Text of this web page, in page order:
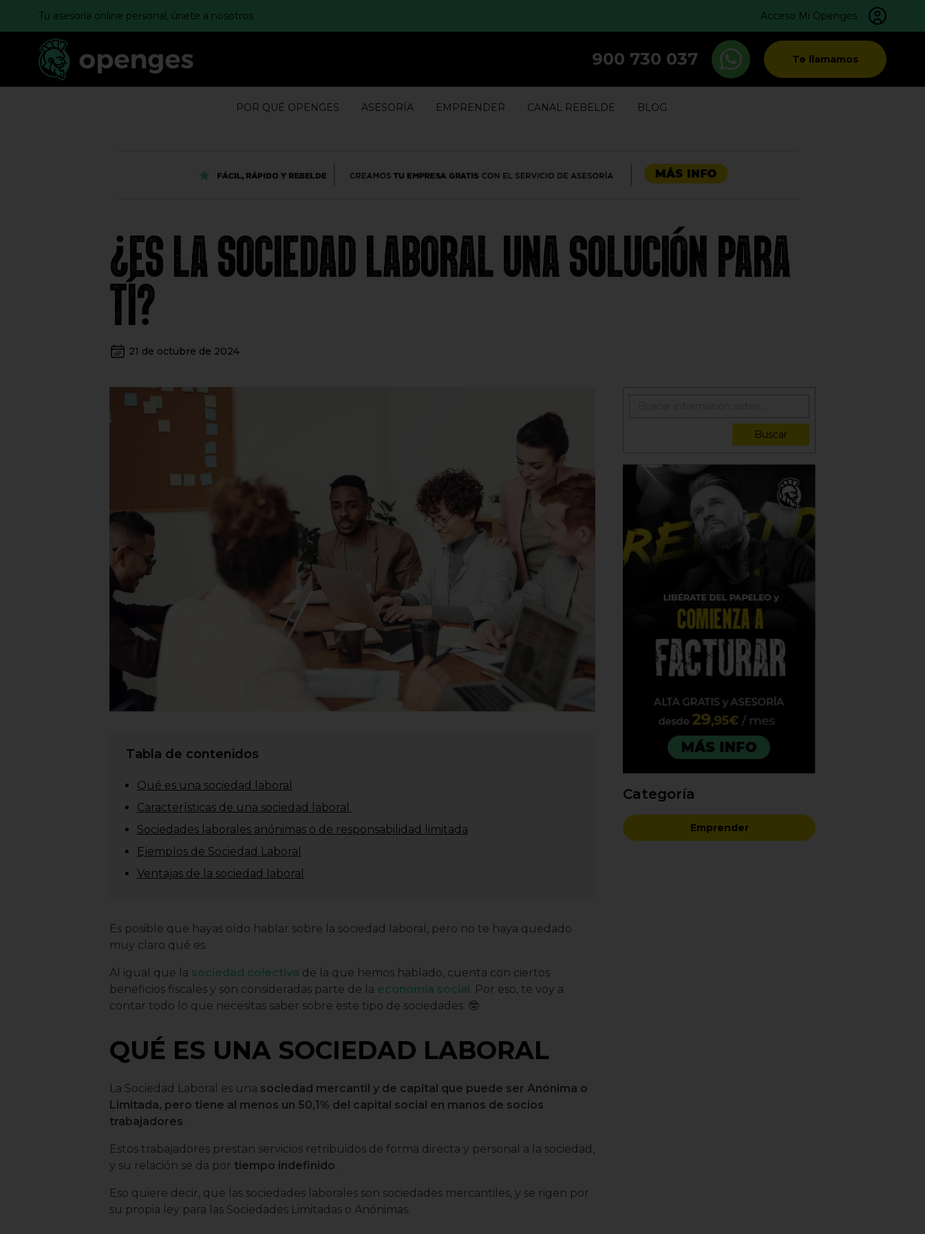
Tu asesoría online personal, únete a nosotros Acceso Mi Openges
900 730 037 Te llamamos
POR QUÉ OPENGES ASESORÍA EMPRENDER CANAL REBELDE BLOG
¿ES LA SOCIEDAD LABORAL UNA SOLUCIÓN PARA
TÍ?
21 de octubre de 2024
Tabla de contenidos
Qué es una sociedad laboral
Características de una sociedad laboral
Sociedades laborales anónimas o de responsabilidad limitada
Ejemplos de Sociedad Laboral
Ventajas de la sociedad laboral
Es posible que hayas oído hablar sobre la sociedad laboral, pero no te haya quedado
muy claro qué es.
Al igual que la sociedad colectiva de la que hemos hablado, cuenta con ciertos
beneficios fiscales y son consideradas parte de la economía social. Por eso, te voy a
contar todo lo que necesitas saber sobre este tipo de sociedades. 🤓
QUÉ ES UNA SOCIEDAD LABORAL
La Sociedad Laboral es una sociedad mercantil y de capital que puede ser Anónima o
Limitada, pero tiene al menos un 50,1% del capital social en manos de socios
trabajadores.
Estos trabajadores prestan servicios retribuidos de forma directa y personal a la sociedad,
y su relación se da por tiempo indefinido.
Eso quiere decir, que las sociedades laborales son sociedades mercantiles, y se rigen por
su propia ley para las Sociedades Limitadas o Anónimas.
Buscar
Categoría
Emprender